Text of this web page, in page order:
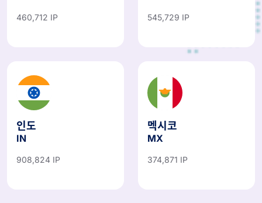
460,712 IP 545,729 IP
인도
IN
908,824 IP
멕시코
MX
374,871 IP